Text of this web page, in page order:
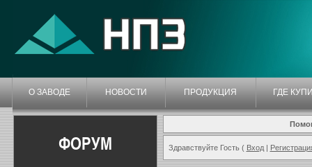
О ЗАВОДЕ НОВОСТИ ПРОДУКЦИЯ ГДЕ
ФОРУМ Здравствуйте Гость ( Вход|